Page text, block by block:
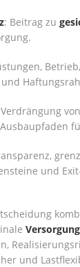
: Beitrag zu
und
und